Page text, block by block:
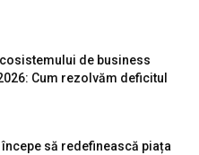
de business
Cum rezolvăm deficitul
să redefinească piața